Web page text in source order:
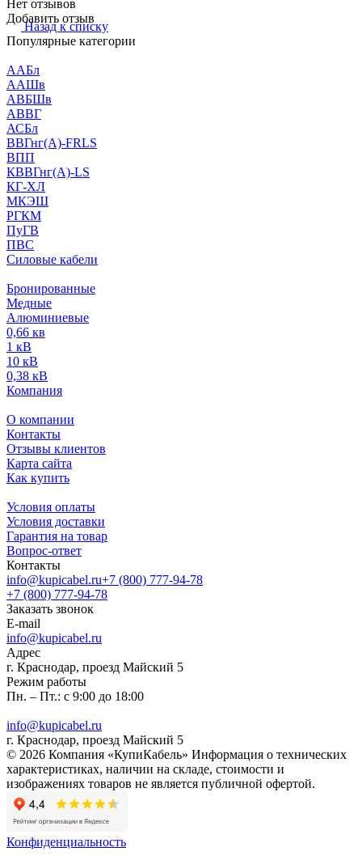
Нет отзывов
Добавить отзыв
Назад к списку
Популярные категории
ААБл
ААШв
АВБШв
АВВГ
АСБл
ВВГнг(А)-FRLS
ВПП
КВВГнг(А)-LS
КГ-ХЛ
МКЭШ
РГКМ
ПуГВ
ПВС
Силовые кабели
Бронированные
Медные
Алюминиевые
0,66 кв
1 кВ
10 кВ
0,38 кВ
Компания
О компании
Контакты
Отзывы клиентов
Карта сайта
Как купить
Условия оплаты
Условия доставки
Гарантия на товар
Вопрос-ответ
Контакты
info@kupicabel.ru+7 (800) 777-94-78
+7 (800) 777-94-78
Заказать звонок
E-mail
info@kupicabel.ru
Адрес
г. Краснодар, проезд Майский 5
Режим работы
Пн. – Пт.: с 9:00 до 18:00
info@kupicabel.ru
г. Краснодар, проезд Майский 5
© 2026 Компания «КупиКабель» Информация о технических
характеристиках, наличии на складе, стоимости и
изображениях товаров не является публичной офертой.
Конфиденциальность